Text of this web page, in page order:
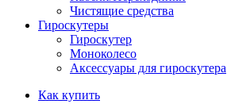
Чистящие средства
Гироскутеры
Гироскутер
Моноколесо
Аксессуары для гироскутера
Как купить